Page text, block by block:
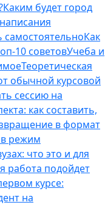
Каким будет город
самостоятельноКак
10 советовУчеба и
Теоретическая
обычной курсовой
сессию на
как составить,
в формат
в режим
что это и для
работа подойдет
курсе:
на